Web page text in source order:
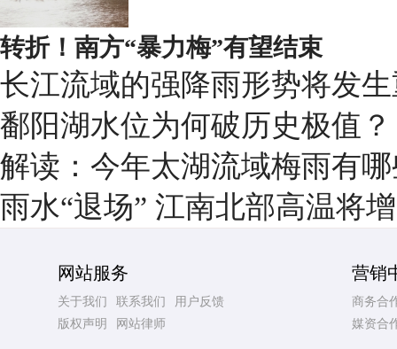
转折！南方“暴力梅”有望结束
长江流域的强降雨形势将发
鄱阳湖水位为何破历史极值？
解读：今年太湖流域梅雨有
雨水“退场” 江南北部高温将
网站服务
关于我们 联系我们
用户反馈
版权声明
网站律师
营销
商务合
媒资合